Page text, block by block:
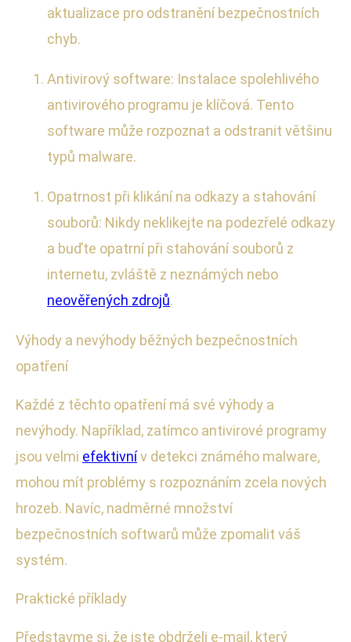
aktualizace pro odstranění bezpečnostních
chyb.
Antivirový software: Instalace spolehlivého
antivirového programu je klíčová. Tento
software může rozpoznat a odstranit většinu
typů malware.
Opatrnost při klikání na odkazy a stahování
souborů: Nikdy neklikejte na podezřelé odkazy
a buďte opatrní při stahování souborů z
internetu, zvláště z neznámých nebo
neověřených zdrojů.
Výhody a nevýhody běžných bezpečnostních
opatření
Každé z těchto opatření má své výhody a
nevýhody. Například, zatímco antivirové programy
jsou velmi efektivnív detekci známého malware,
mohou mít problémy s rozpoznáním zcela nových
hrozeb. Navíc, nadměrné množství
bezpečnostních softwarů může zpomalit váš
systém.
Praktické příklady
Představme si, že jste obdrželi e-mail, který